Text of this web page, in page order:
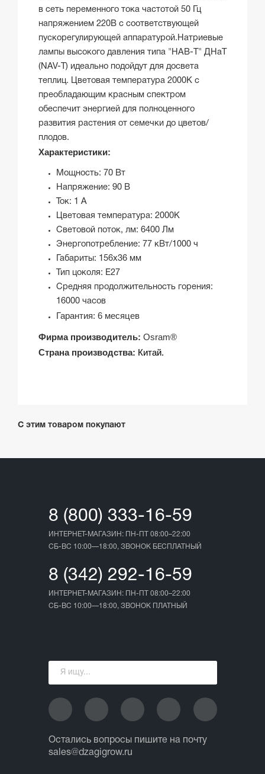
в сеть переменного тока частотой 50 Гц
напряжением 220В с соответствующей
пускорегулирующей аппаратурой. Натриевые
лампы высокого давления типа "НАВ-Т" ДНаТ
(NAV-T) идеально подойдут для досвета
теплиц. Цветовая температура 2000К с
преобладающим красным спектром
обеспечит энергией для полноценного
развития растения от семечки до цветов/
плодов.
Характеристики:
Мощность: 70 Вт
Напряжение: 90 В
Ток: 1 А
Цветовая температура: 2000K
Световой поток, лм: 6400 Лм
Энергопотребление: 77 кВт/1000 ч
Габариты: 156х36 мм
Тип цоколя: E27
Средняя продолжительность горения:
16000 часов
Гарантия: 6 месяцев
Фирма производитель: Osram®
Страна производства: Китай.
С этим товаром покупают
8 (800) 333-16-59
ИНТЕРНЕТ-МАГАЗИН: ПН-ПТ 08:00–22:00
СБ-ВС 10:00—18:00, ЗВОНОК БЕСПЛАТНЫЙ
8 (342) 292-16-59
ИНТЕРНЕТ-МАГАЗИН: ПН-ПТ 08:00–22:00
СБ-ВС 10:00—18:00, ЗВОНОК ПЛАТНЫЙ
Остались вопросы пишите на почту
sales@dzagigrow.ru